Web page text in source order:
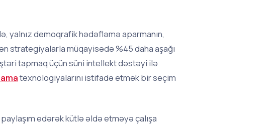
yalnız demoqrafik hədəfləmə aparmanın,
strategiyalarla müqayisədə %45 daha aşağı
tapmaq üçün süni intellekt dəstəyi ilə
texnologiyalarını istifadə etmək bir seçim
edərək kütlə əldə etməyə çalışa